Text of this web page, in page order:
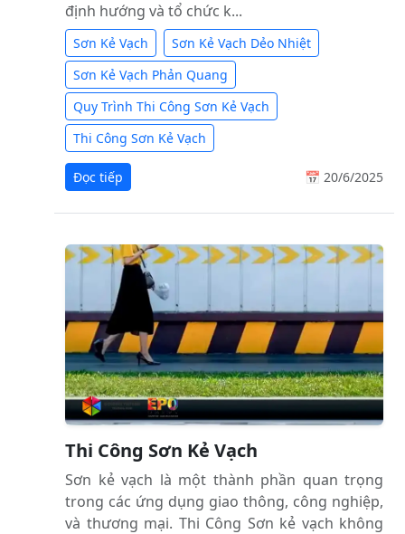
định hướng và tổ chức k...
Sơn Kẻ Vạch
Sơn Kẻ Vạch Dẻo Nhiệt
Sơn Kẻ Vạch Phản Quang
Quy Trình Thi Công Sơn Kẻ Vạch
Thi Công Sơn Kẻ Vạch
Đọc tiếp 📅 20/6/2025
Thi Công Sơn Kẻ Vạch
Sơn kẻ vạch là một thành phần quan trọng
trong các ứng dụng giao thông, công nghiệp,
và thương mại. Thi Công Sơn kẻ vạch không